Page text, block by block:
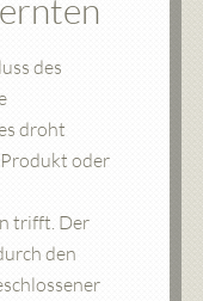
des
droht
oder
trifft. Der
den